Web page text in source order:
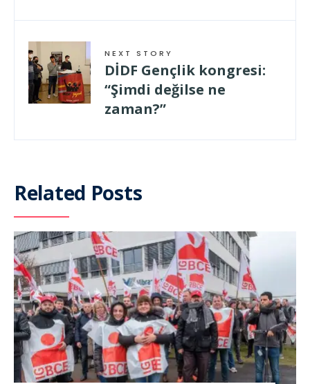
NEXT STORY
DİDF Gençlik kongresi:
“Şimdi değilse ne
zaman?”
Related Posts